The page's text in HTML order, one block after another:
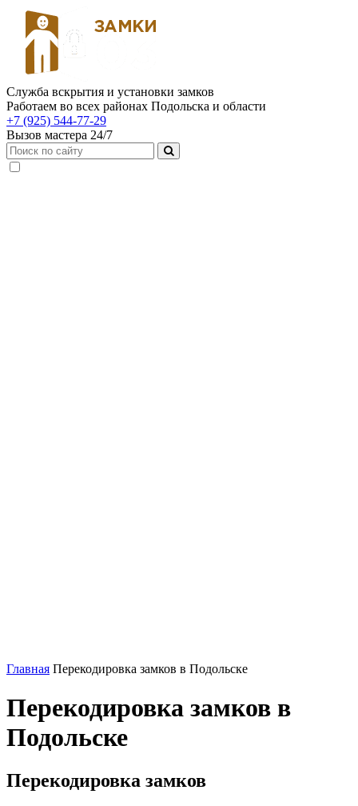
Служба вскрытия и установки замков
Работаем во всех районах Подольска и области
+7 (925) 544-77-29
Вызов мастера 24/7
Главная Перекодировка замков в Подольске
Перекодировка замков в
Подольске
Перекодировка замков